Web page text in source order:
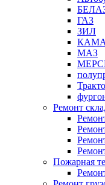
ГАЗ
ЗИЛ
МАЗ
Ремонт
Пожарная